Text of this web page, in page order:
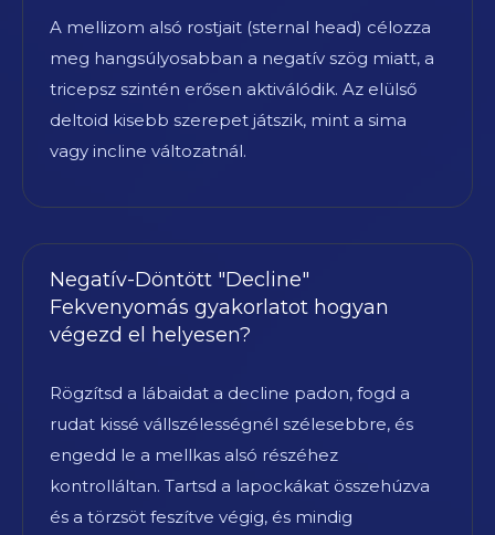
A mellizom alsó rostjait (sternal head) célozza
meg hangsúlyosabban a negatív szög miatt, a
tricepsz szintén erősen aktiválódik. Az elülső
deltoid kisebb szerepet játszik, mint a sima
vagy incline változatnál.
Negatív-Döntött "Decline"
Fekvenyomás gyakorlatot hogyan
végezd el helyesen?
Rögzítsd a lábaidat a decline padon, fogd a
rudat kissé vállszélességnél szélesebbre, és
engedd le a mellkas alsó részéhez
kontrolláltan. Tartsd a lapockákat összehúzva
és a törzsöt feszítve végig, és mindig